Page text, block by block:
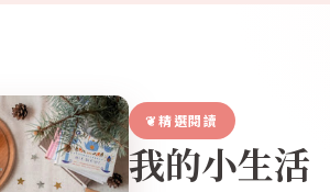
精選閱讀
我的小生活